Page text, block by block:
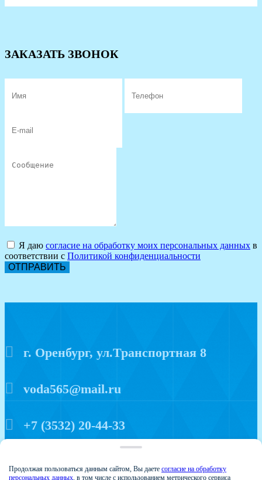
ЗАКАЗАТЬ ЗВОНОК
Я даю согласие на обработку моих персональных данных в
соответствии с Политикой конфиденциальности
ОТПРАВИТЬ
г. Оренбург, ул.Транспортная 8
voda565@mail.ru
+7 (3532) 20-44-33
Продолжая пользоваться данным сайтом, Вы даете согласие на обработку
персональных данных, в том числе с использованием метрического сервиса